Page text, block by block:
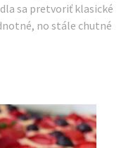
sa pretvoriť klasické
no stále chutné